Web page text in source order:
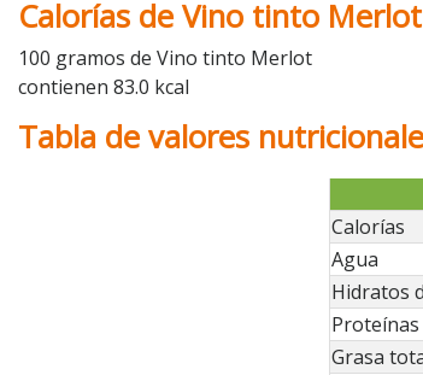
Calorías de Vino tinto Merlot
100 gramos de Vino tinto Merlot
contienen 83.0 kcal
Tabla de valores
Calorías
Agua
Hidratos
Proteínas
Grasa